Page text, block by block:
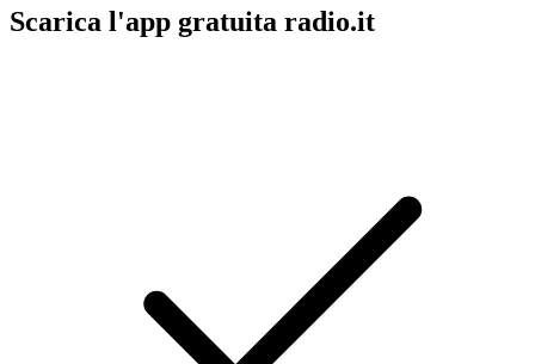
Scarica l'app gratuita radio.it